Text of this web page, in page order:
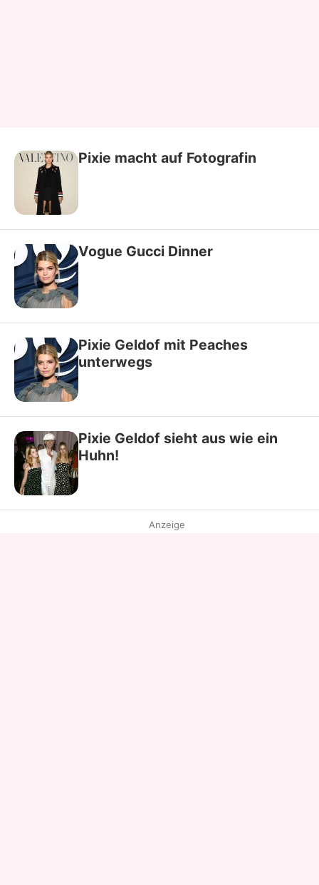
Pixie macht auf Fotografin
Vogue Gucci Dinner
Pixie Geldof mit Peaches
unterwegs
Pixie Geldof sieht aus wie ein
Huhn!
Anzeige